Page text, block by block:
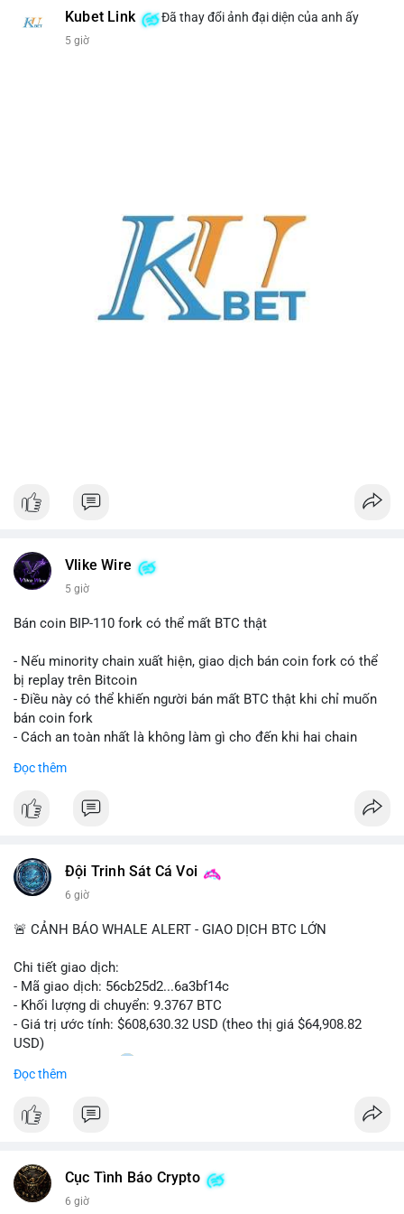
Kubet Link Đã thay đổi ảnh đại diện của anh ấy
5 giờ
Vlike Wire
5 giờ
Bán coin BIP-110 fork có thể mất BTC thật
- Nếu minority chain xuất hiện, giao dịch bán coin fork có thể
bị replay trên Bitcoin
- Điều này có thể khiến người bán mất BTC thật khi chỉ muốn
bán coin fork
- Cách an toàn nhất là không làm gì cho đến khi hai chain
-#binancesquare
$btc
📰 Nguồn: CoinDesk
Đọc thêm
Đội Trinh Sát Cá Voi
6 giờ
🚨 CẢNH BÁO WHALE ALERT - GIAO DỊCH BTC LỚN
Chi tiết giao dịch:
- Mã giao dịch: 56cb25d2...6a3bf14c
- Khối lượng di chuyển: 9.3767 BTC
- Giá trị ước tính: $608,630.32 USD (theo thị giá $64,908.82
USD)
Nhận định phân tích:
Giao dịch gần 610 nghìn USD được thực hiện trong khung giờ
bình lớn này, khả năng cao là cá voi đang tái phân bổ tài sản
giữa các ví nóng hoặc chuyển sang ví lạnh để tích lũy dài hạn,
Đọc thêm
Cục Tình Báo Crypto
6 giờ